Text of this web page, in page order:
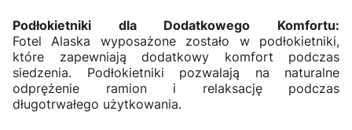
Podłokietniki dla Dodatkowego Komfortu:
Fotel Alaska wyposażone zostało w podłokietniki,
które zapewniają dodatkowy komfort podczas
siedzenia. Podłokietniki pozwalają na naturalne
odprężenie ramion i relaksację podczas
długotrwałego użytkowania.